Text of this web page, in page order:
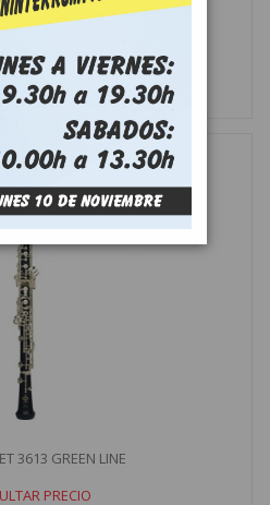
GARA GOB-12
PRECIO
MÁS
3613 GREEN LINE
PRECIO